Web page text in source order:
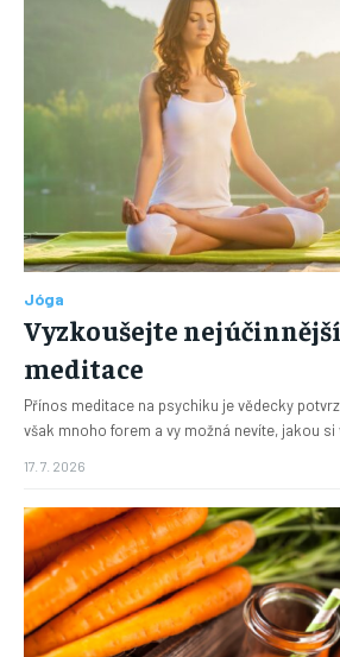
Jóga
Vyzkoušejte
meditace
Přínos meditace na psychiku je vědecky
však mnoho forem a vy možná nevíte, jakou si
17. 7. 2026